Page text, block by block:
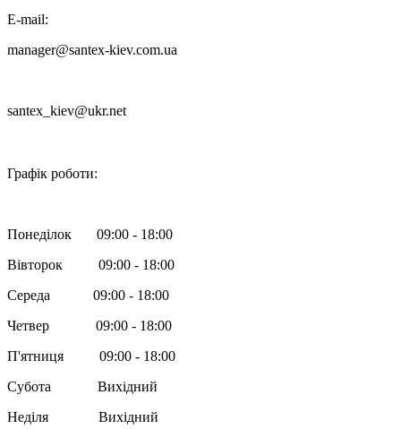
E-mail:
manager@santex-kiev.com.ua
santex_kiev@ukr.net
Графік роботи:
Понеділок 09:00 - 18:00
Вівторок 09:00 - 18:00
Середа 09:00 - 18:00
Четвер 09:00 - 18:00
П'ятниця 09:00 - 18:00
Субота Вихідний
Неділя Вихідний